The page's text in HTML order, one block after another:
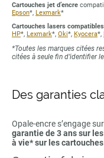
Cartouches jet d’encre
Epson*, Lexmark*
Cartouches lasers compatibles
HP*, Lexmark*, Oki*, Kyocera*,
*Toutes les marques citées
citées à seule fin d’identifier
Des garanties
Opale-encre s’engage
garantie de 3 ans sur
à vie* sur les